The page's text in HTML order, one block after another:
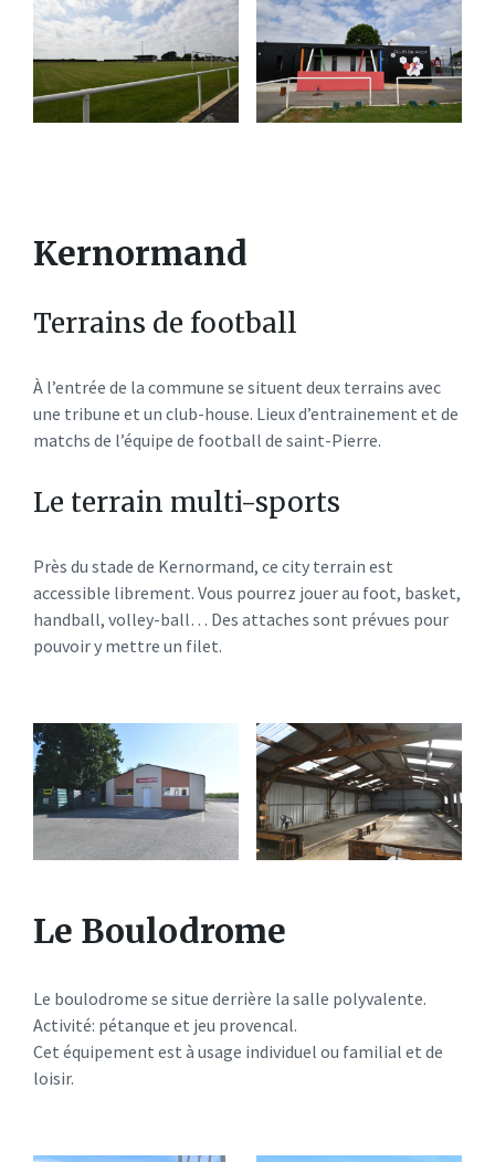
Kernormand
Terrains de football
À l’entrée de la commune se situent deux terrains avec
une tribune et un club-house. Lieux d’entrainement et de
matchs de l’équipe de football de saint-Pierre.
Le terrain multi-sports
Près du stade de Kernormand, ce city terrain est
accessible librement. Vous pourrez jouer au foot, basket,
handball, volley-ball… Des attaches sont prévues pour
pouvoir y mettre un filet.
Le Boulodrome
Le boulodrome se situe derrière la salle polyvalente.
Activité: pétanque et jeu provencal.
Cet équipement est à usage individuel ou familial et de
loisir.